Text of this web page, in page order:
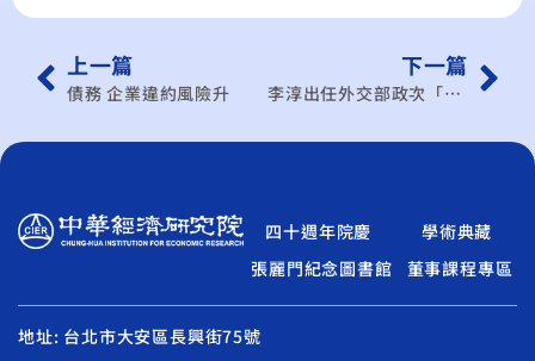
上一篇
債務 企業違約風險升
下一篇
李淳出任外交部政次「興奮又沉重」 助台拚科技外交
四十週年院慶
學術典藏
張麗門紀念圖書館
董事課程專區
地址: 台北市大安區長興街75號